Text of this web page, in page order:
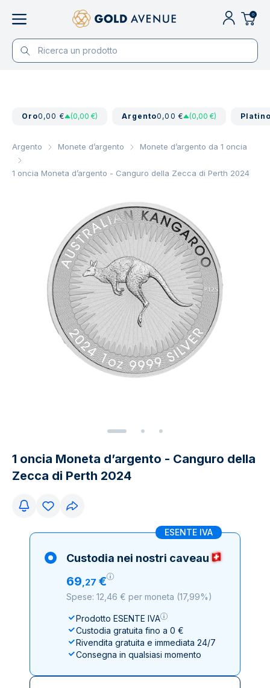
0
Oro0,00 € (0,00 €) Argento0,00 € (0,00 €)
Argento Monete d’argento Monete d’argento da 1 oncia
1 oncia Moneta d’argento - Canguro della Zecca di Perth 2024
1 oncia Moneta d’argento - Canguro della
Zecca di Perth 2024
ESENTE IVA
Custodia nei nostri caveau
69,27 €
Spese: 12,46 € per moneta (17,99%)
Prodotto ESENTE IVA
Custodia gratuita fino a 0 €
Rivendita gratuita e immediata 24/7
Consegna in qualsiasi momento